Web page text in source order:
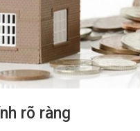
rõ ràng